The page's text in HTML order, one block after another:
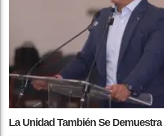
La Unidad También Se